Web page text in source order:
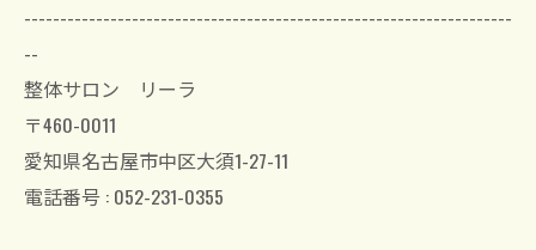
--------------------------------------------------------------------
--
整体サロン リーラ
〒460-0011
愛知県名古屋市中区大須1-27-11
電話番号 : 052-231-0355